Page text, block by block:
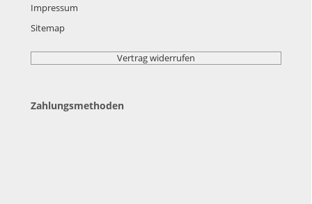
Impressum
Sitemap
Vertrag widerrufen
Zahlungsmethoden